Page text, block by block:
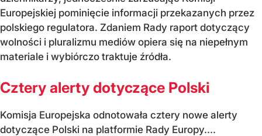
Europejskiej pominięcie informacji przekazanych przez
polskiego regulatora. Zdaniem Rady raport dotyczący
wolności i pluralizmu mediów opiera się na niepełnym
materiale i wybiórczo traktuje źródła.
Cztery alerty dotyczące Polski
Komisja Europejska odnotowała cztery nowe alerty
dotyczące Polski na platformie Rady Europy....